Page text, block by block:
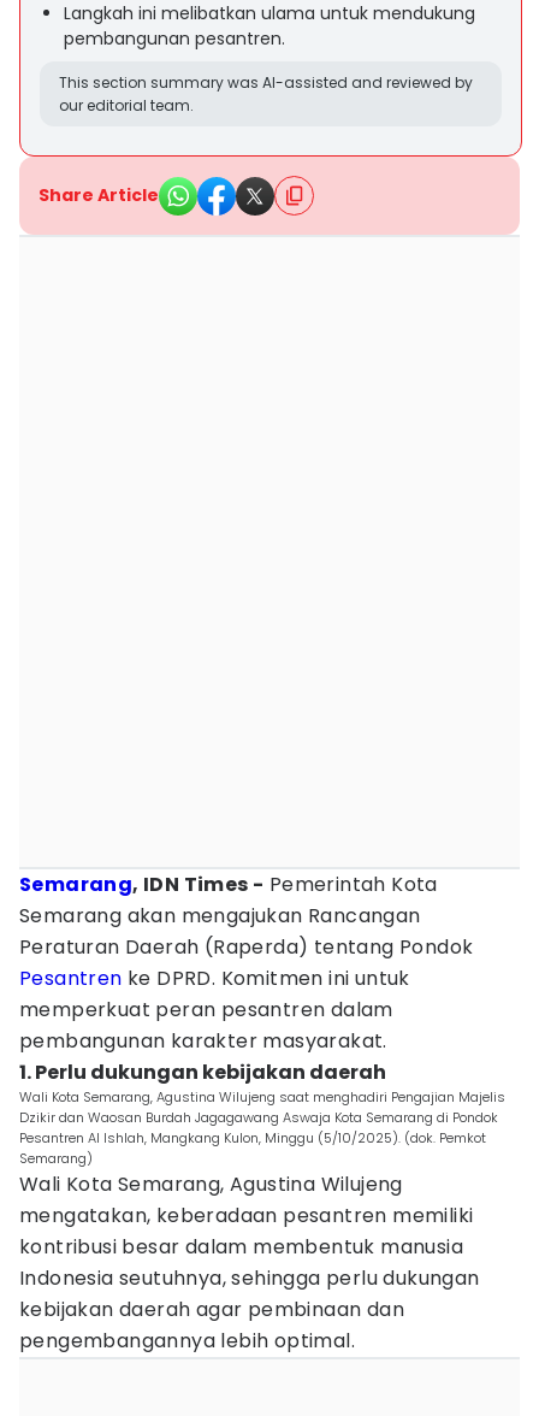
Langkah ini melibatkan ulama untuk mendukung
pembangunan pesantren.
This section summary was AI-assisted and reviewed by
our editorial team.
Share Article
Semarang, IDN Times - Pemerintah Kota
Semarang akan mengajukan Rancangan
Peraturan Daerah (Raperda) tentang Pondok
Pesantren ke DPRD. Komitmen ini untuk
memperkuat peran pesantren dalam
pembangunan karakter masyarakat.
1. Perlu dukungan kebijakan daerah
Wali Kota Semarang, Agustina Wilujeng saat menghadiri Pengajian Majelis
Dzikir dan Waosan Burdah Jagagawang Aswaja Kota Semarang di Pondok
Pesantren Al Ishlah, Mangkang Kulon, Minggu (5/10/2025). (dok. Pemkot
Semarang)
Wali Kota Semarang, Agustina Wilujeng
mengatakan, keberadaan pesantren memiliki
kontribusi besar dalam membentuk manusia
Indonesia seutuhnya, sehingga perlu dukungan
kebijakan daerah agar pembinaan dan
pengembangannya lebih optimal.